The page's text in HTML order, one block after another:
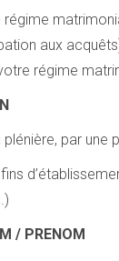
aux
régime
plénière, par une
/ PRENOM